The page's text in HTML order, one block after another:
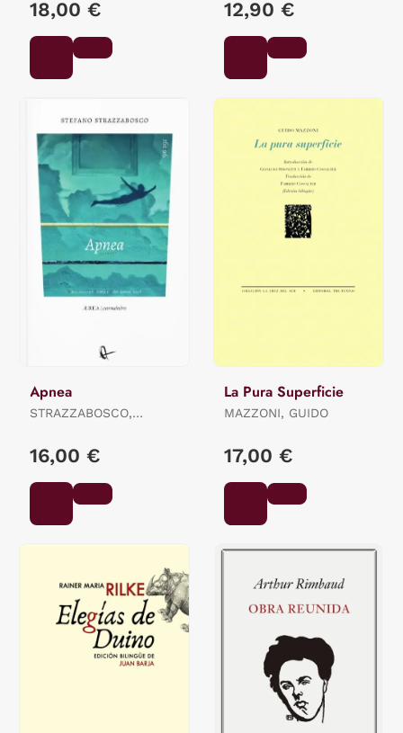
18,00 € 12,90 €
Apnea
STRAZZABOSCO,
16,00 €
La Pura Superficie
MAZZONI, GUIDO
17,00 €